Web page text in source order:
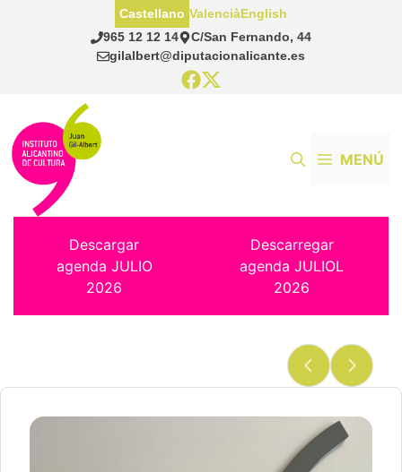
965 12 12 14
C/San Fernando, 44
gilalbert@diputacionalicante.es
Castellano ValenciàEnglish
MENÚ
Descargar
agenda JULIO
2026
Descarregar
agenda JULIOL
2026